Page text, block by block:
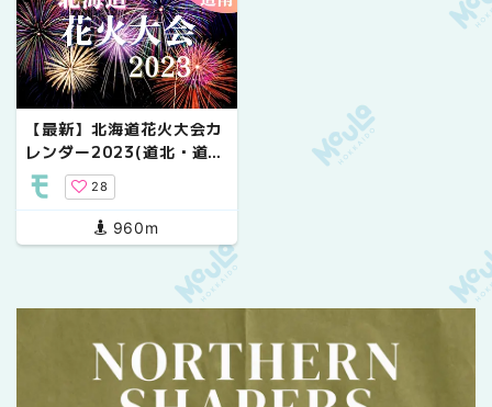
【最新】北海道花火大会カ
レンダー2023(道北・道
東・道南編)
28
960m